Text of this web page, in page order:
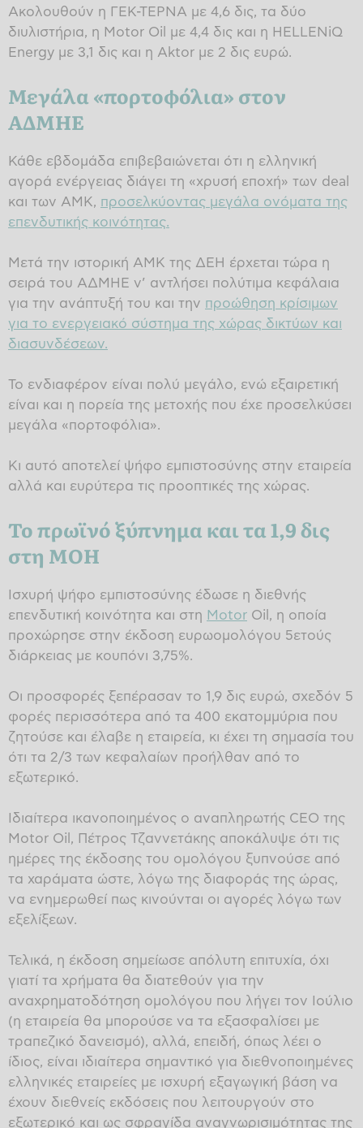
Ακολουθούν η ΓΕΚ-ΤΕΡΝΑ με 4,6 δις, τα δύο
διυλιστήρια, η Motor Oil με 4,4 δις και η HELLENiQ
Energy με 3,1 δις και η Aktor με 2 δις ευρώ.
Μεγάλα «πορτοφόλια» στον
ΑΔΜΗΕ
Κάθε εβδομάδα επιβεβαιώνεται ότι η ελληνική
αγορά ενέργειας διάγει τη «χρυσή εποχή» των deal
και των ΑΜΚ, προσελκύοντας μεγάλα ονόματα της
επενδυτικής κοινότητας.
Μετά την ιστορική ΑΜΚ της ΔΕΗ έρχεται τώρα η
σειρά του ΑΔΜΗΕ ν’ αντλήσει πολύτιμα κεφάλαια
για την ανάπτυξή του και την προώθηση κρίσιμων
για το ενεργειακό σύστημα της χώρας δικτύων και
διασυνδέσεων.
Το ενδιαφέρον είναι πολύ μεγάλο, ενώ εξαιρετική
είναι και η πορεία της μετοχής που έχε προσελκύσει
μεγάλα «πορτοφόλια».
Κι αυτό αποτελεί ψήφο εμπιστοσύνης στην εταιρεία
αλλά και ευρύτερα τις προοπτικές της χώρας.
Το πρωϊνό ξύπνημα και τα 1,9 δις
στη ΜΟΗ
Ισχυρή ψήφο εμπιστοσύνης έδωσε η διεθνής
επενδυτική κοινότητα και στη Motor Oil, η οποία
προχώρησε στην έκδοση ευρωομολόγου 5ετούς
διάρκειας με κουπόνι 3,75%.
Οι προσφορές ξεπέρασαν το 1,9 δις ευρώ, σχεδόν 5
φορές περισσότερα από τα 400 εκατομμύρια που
ζητούσε και έλαβε η εταιρεία, κι έχει τη σημασία του
ότι τα 2/3 των κεφαλαίων προήλθαν από το
εξωτερικό.
Ιδιαίτερα ικανοποιημένος ο αναπληρωτής CEO της
Motor Oil, Πέτρος Τζαννετάκης αποκάλυψε ότι τις
ημέρες της έκδοσης του ομολόγου ξυπνούσε από
τα χαράματα ώστε, λόγω της διαφοράς της ώρας,
να ενημερωθεί πως κινούνται οι αγορές λόγω των
εξελίξεων.
Τελικά, η έκδοση σημείωσε απόλυτη επιτυχία, όχι
γιατί τα χρήματα θα διατεθούν για την
αναχρηματοδότηση ομολόγου που λήγει τον Ιούλιο
(η εταιρεία θα μπορούσε να τα εξασφαλίσει με
τραπεζικό δανεισμό), αλλά, επειδή, όπως λέει ο
ίδιος, είναι ιδιαίτερα σημαντικό για διεθνοποιημένες
ελληνικές εταιρείες με ισχυρή εξαγωγική βάση να
έχουν διεθνείς εκδόσεις που λειτουργούν στο
εξωτερικό και ως σφραγίδα αναγνωρισιμότητας της